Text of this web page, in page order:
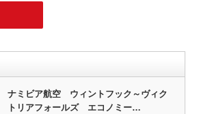
ナミビア航空 ウィントフック～ヴィク
トリアフォールズ エコノミー…